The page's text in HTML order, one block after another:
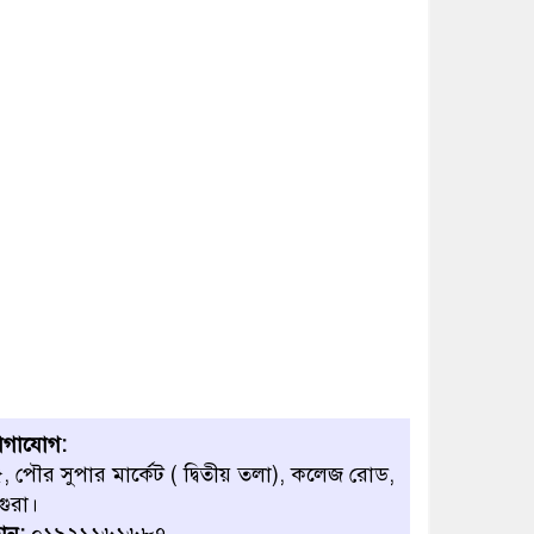
পৌর সুপার মার্কেট ( দ্বিতীয় তলা), কলেজ রোড,